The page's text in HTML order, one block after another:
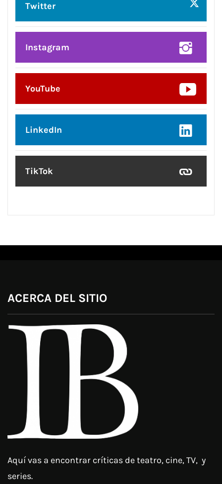
Twitter
Instagram
YouTube
LinkedIn
TikTok
ACERCA DEL SITIO
Aquí vas a encontrar críticas de teatro, cine, TV, y
series.